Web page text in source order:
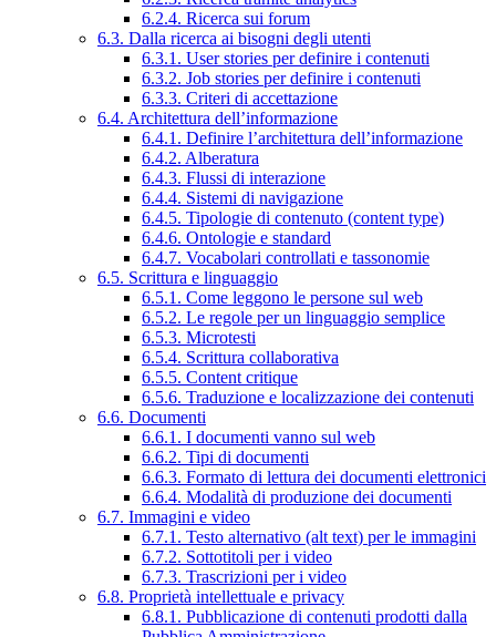
6.2.4. Ricerca sui forum
6.3. Dalla ricerca ai bisogni degli utenti
6.3.1. User stories per definire i contenuti
6.3.2. Job stories per definire i contenuti
6.3.3. Criteri di accettazione
6.4. Architettura dell’informazione
6.4.1. Definire l’architettura dell’informazione
6.4.2. Alberatura
6.4.3. Flussi di interazione
6.4.4. Sistemi di navigazione
6.4.5. Tipologie di contenuto (content type)
6.4.6. Ontologie e standard
6.4.7. Vocabolari controllati e tassonomie
6.5. Scrittura e linguaggio
6.5.1. Come leggono le persone sul web
6.5.2. Le regole per un linguaggio semplice
6.5.3. Microtesti
6.5.4. Scrittura collaborativa
6.5.5. Content critique
6.5.6. Traduzione e localizzazione dei contenuti
6.6. Documenti
6.6.1. I documenti vanno sul web
6.6.2. Tipi di documenti
6.6.3. Formato di lettura dei documenti elettronici
6.6.4. Modalità di produzione dei documenti
6.7. Immagini e video
6.7.1. Testo alternativo (alt text) per le immagini
6.7.2. Sottotitoli per i video
6.7.3. Trascrizioni per i video
6.8. Proprietà intellettuale e privacy
6.8.1. Pubblicazione di contenuti prodotti dalla